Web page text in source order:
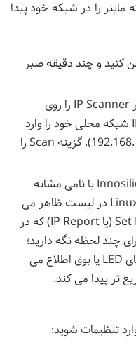
را در شبکه خود پیدا
کنید و چند دقیقه صبر
نرم افزار IP Scanner را روی
کامپیوتر خود اجرا کنید و دامنه IP شبکه محلی خود را وارد
کنید (مثلاً 192.168.1.1 تا 192.168.1.254). گزینه Scan را
معمولاً دستگاه Innosilicon با نامی مشابه
Innosilicon Miner یا Linux Device در لیست ظاهر می
شود. همچنین می توانید دکمه Set IP (یا IP Report) که در
چند لحظه نگه دارید؛
برخی ماینرها IP خود را با چراغ های LED یا بوق اطلاع می